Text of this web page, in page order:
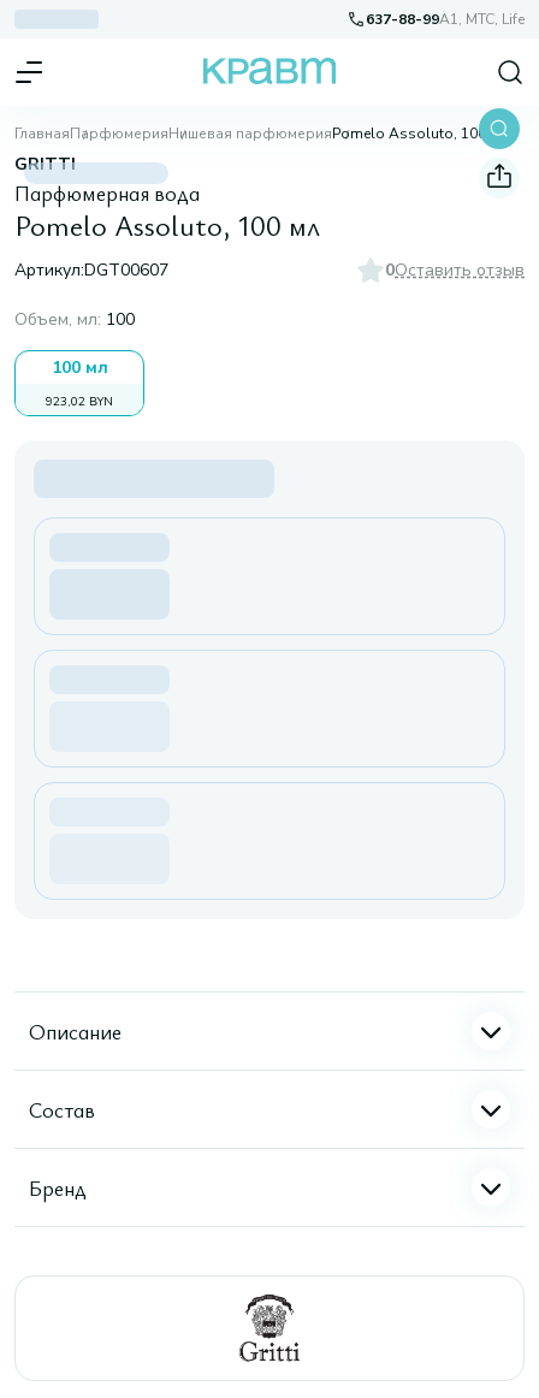
637-88-99A1, МТС, Life
ГлавнаяПарфюмерияНишевая парфюмерияPomelo Assoluto, 100 мл
GRITTI
Парфюмерная вода
Pomelo Assoluto, 100 мл
Артикул:DGT00607 0Оставить отзыв
Объем, мл: 100
100 мл
923,02 BYN
Описание
Состав
Бренд